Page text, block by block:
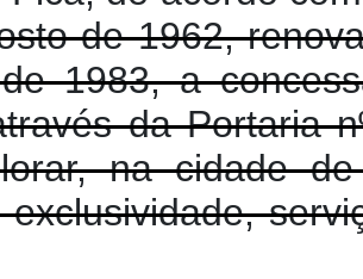
de 1962,
1983, a
da Portaria
na cidade